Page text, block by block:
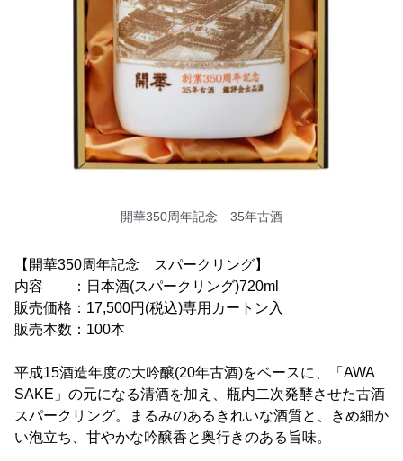
開華350周年記念 35年古酒
【開華350周年記念 スパークリング】
内容 ：日本酒(スパークリング)720ml
販売価格：17,500円(税込)専用カートン入
販売本数：100本
平成15酒造年度の大吟醸(20年古酒)をベースに、「AWA
SAKE」の元になる清酒を加え、瓶内二次発酵させた古酒
スパークリング。まるみのあるきれいな酒質と、きめ細か
い泡立ち、甘やかな吟醸香と奥行きのある旨味。